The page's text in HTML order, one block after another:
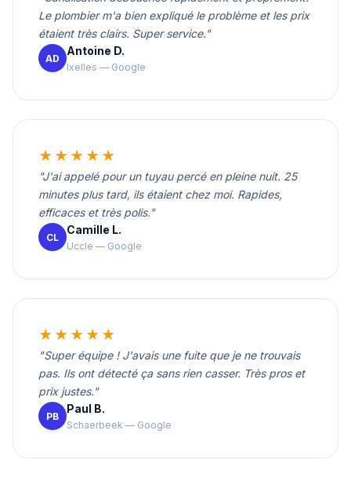
Le plombier m'a bien expliqué le problème et les prix
étaient très clairs. Super service."
AD
Antoine D.
Ixelles — Google
★★★★★
"J'ai appelé pour un tuyau percé en pleine nuit. 25
minutes plus tard, ils étaient chez moi. Rapides,
efficaces et très polis."
CL
Camille L.
Uccle — Google
★★★★★
"Super équipe ! J'avais une fuite que je ne trouvais
pas. Ils ont détecté ça sans rien casser. Très pros et
prix justes."
PB
Paul B.
Schaerbeek — Google